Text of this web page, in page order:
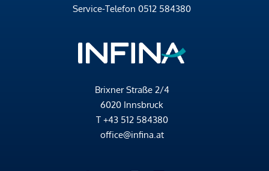
Service-Telefon 0512 584380
Brixner Straße 2/4
6020 Innsbruck
T +43 512 584380
office@infina.at